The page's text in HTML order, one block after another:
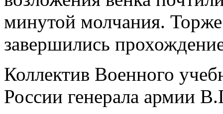
минутой молчания.
завершились
Коллектив Военного
России генерала армии